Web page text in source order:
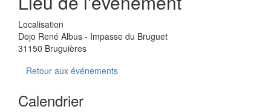
Localisation
Dojo René Albus - Impasse du Bruguet
31150 Bruguières
Retour aux événements
Calendrier